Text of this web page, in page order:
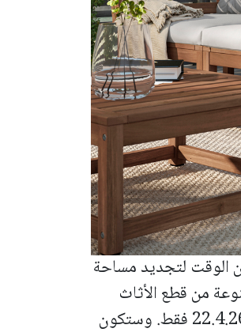
الوقت لتجديد مساحة
على مجموعة متنوعة من قطع الأثاث
ومستلزمات المساحات الخارجية. يسري الخصم يوم الأربعاء، 22.4.26 فقط. وستكون